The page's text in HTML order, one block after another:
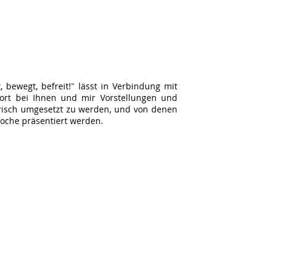
bewegt, befreit!" lässt in Verbindung mit
bei Ihnen und mir Vorstellungen und
umgesetzt zu werden, und von denen
präsentiert werden.